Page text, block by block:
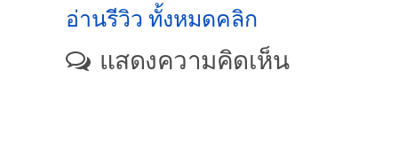
อ่านรีวิว ทั้งหมดคลิก
แสดงความคิดเห็น